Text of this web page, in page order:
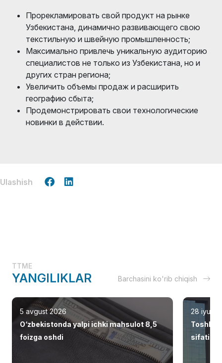
Прорекламировать свой продукт на рынке
Узбекистана, динамично развивающего свою
текстильную и швейную промышленность;
Максимально привлечь уникальную аудиторию
специалистов не только из Узбекистана, но и
других стран региона;
Увеличить объемы продаж и расширить
географию сбыта;
Продемонстрировать свои технологические
новинки в действии.
Ulashish
TTME
YANGILIKLAR Barchasini ko'rib chiqish
5 avgust 2026
O‘zbekistonda yalpi ichki mahsulot 8,5
foizga oshdi
28 iyul